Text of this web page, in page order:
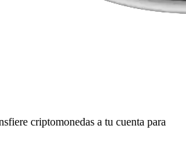
criptomonedas a tu cuenta para